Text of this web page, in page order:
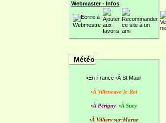
Webmaster - Infos
Météo
•En France •À St Maur
•À Villeneuve-le-Roi
•À Périgny •À Sucy
•À Villiers-sur-Marne